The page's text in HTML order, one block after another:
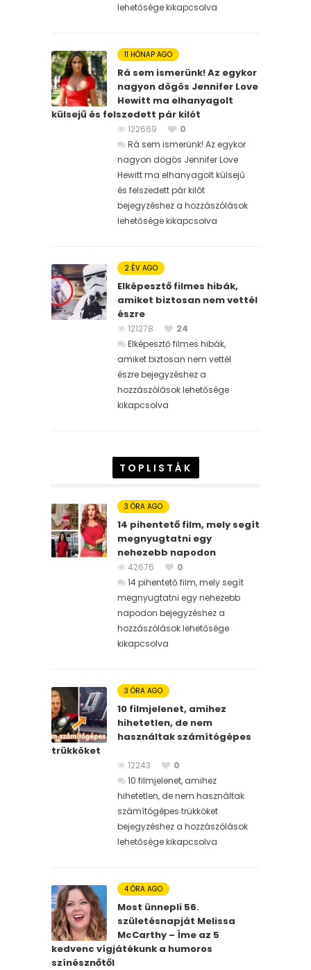
lehetősége kikapcsolva
11 HÓNAP AGO
Rá sem ismerünk! Az egykor
nagyon dögös Jennifer Love
Hewitt ma elhanyagolt
külsejű és felszedett pár kilót
122669
0
Rá sem ismerünk! Az egykor
nagyon dögös Jennifer Love
Hewitt ma elhanyagolt külsejű
és felszedett pár kilót
bejegyzéshez a hozzászólások
lehetősége kikapcsolva
2 ÉV AGO
Elképesztő filmes hibák,
amiket biztosan nem vettél
észre
121278
24
Elképesztő filmes hibák,
amiket biztosan nem vettél
észre bejegyzéshez a
hozzászólások lehetősége
kikapcsolva
TOPLISTÁK
3 ÓRA AGO
14 pihentető film, mely segít
megnyugtatni egy
nehezebb napodon
42676
0
14 pihentető film, mely segít
megnyugtatni egy nehezebb
napodon bejegyzéshez a
hozzászólások lehetősége
kikapcsolva
3 ÓRA AGO
10 filmjelenet, amihez
hihetetlen, de nem
használtak számítógépes
trükköket
12243
0
10 filmjelenet, amihez
hihetetlen, de nem használtak
számítógépes trükköket
bejegyzéshez a hozzászólások
lehetősége kikapcsolva
4 ÓRA AGO
Most ünnepli 56.
születésnapját Melissa
McCarthy – Íme az 5
kedvenc vígjátékunk a humoros
színésznőtől